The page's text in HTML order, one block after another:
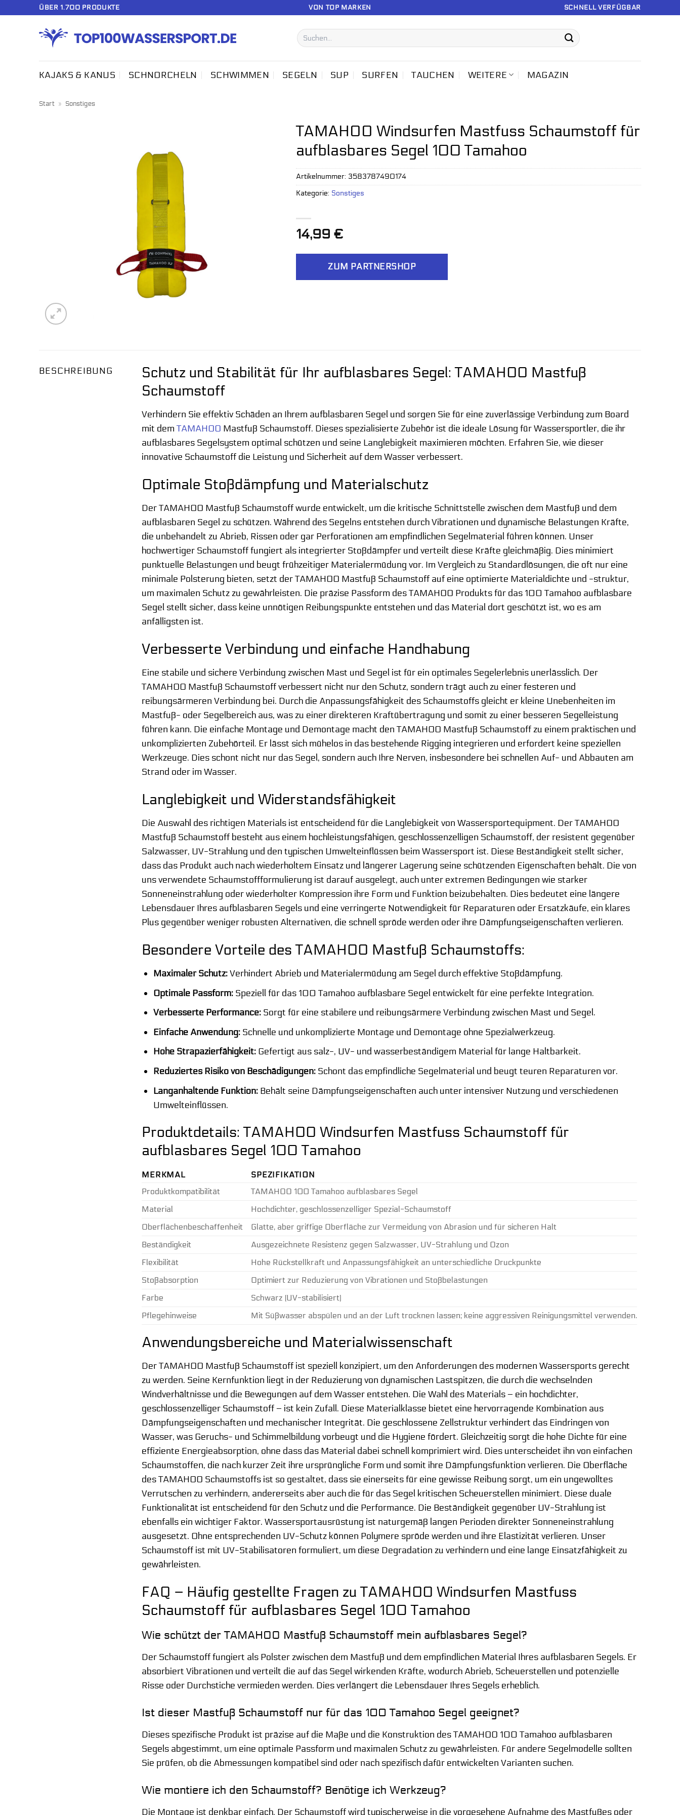
ÜBER 1.700 PRODUKTE VON TOP MARKEN SCHNELL VERFÜGBAR
Suchen
nach:
KAJAKS & KANUS SCHNORCHELN SCHWIMMEN SEGELN SUP SURFEN TAUCHEN WEITERE MAGAZIN
Start » Sonstiges
TAMAHOO Windsurfen Mastfuss Schaumstoff für
aufblasbares Segel 100 Tamahoo
14,99€
ZUM PARTNERSHOP
Artikelnummer: 3583787490174
Kategorie: Sonstiges
BESCHREIBUNG
Schutz und Stabilität für Ihr aufblasbares Segel: TAMAHOO Mastfuß
Schaumstoff
Verhindern Sie effektiv Schäden an Ihrem aufblasbaren Segel und sorgen Sie für eine zuverlässige Verbindung zum Board
mit demTAMAHOO Mastfuß Schaumstoff. Dieses spezialisierte Zubehör ist die ideale Lösung für Wassersportler, die ihr
aufblasbares Segelsystem optimal schützen und seine Langlebigkeit maximieren möchten. Erfahren Sie, wie dieser
innovative Schaumstoff die Leistung und Sicherheit auf dem Wasser verbessert.
Optimale Stoßdämpfung und Materialschutz
Der TAMAHOO Mastfuß Schaumstoff wurde entwickelt, um die kritische Schnittstelle zwischen dem Mastfuß und dem
aufblasbaren Segel zu schützen. Während des Segelns entstehen durch Vibrationen und dynamische Belastungen Kräfte,
die unbehandelt zu Abrieb, Rissen oder gar Perforationen am empfindlichen Segelmaterial führen können. Unser
hochwertiger Schaumstoff fungiert als integrierter Stoßdämpfer und verteilt diese Kräfte gleichmäßig. Dies minimiert
punktuelle Belastungen und beugt frühzeitiger Materialermüdung vor. Im Vergleich zu Standardlösungen, die oft nur eine
minimale Polsterung bieten, setzt der TAMAHOO Mastfuß Schaumstoff auf eine optimierte Materialdichte und -struktur,
um maximalen Schutz zu gewährleisten. Die präzise Passform des TAMAHOO Produkts für das 100 Tamahoo aufblasbare
Segel stellt sicher, dass keine unnötigen Reibungspunkte entstehen und das Material dort geschützt ist, wo es am
anfälligsten ist.
Verbesserte Verbindung und einfache Handhabung
Eine stabile und sichere Verbindung zwischen Mast und Segel ist für ein optimales Segelerlebnis unerlässlich. Der
TAMAHOO Mastfuß Schaumstoff verbessert nicht nur den Schutz, sondern trägt auch zu einer festeren und
reibungsärmeren Verbindung bei. Durch die Anpassungsfähigkeit des Schaumstoffs gleicht er kleine Unebenheiten im
Mastfuß- oder Segelbereich aus, was zu einer direkteren Kraftübertragung und somit zu einer besseren Segelleistung
führen kann. Die einfache Montage und Demontage macht den TAMAHOO Mastfuß Schaumstoff zu einem praktischen und
unkomplizierten Zubehörteil. Er lässt sich mühelos in das bestehende Rigging integrieren und erfordert keine speziellen
Werkzeuge. Dies schont nicht nur das Segel, sondern auch Ihre Nerven, insbesondere bei schnellen Auf- und Abbauten am
Strand oder im Wasser.
Langlebigkeit und Widerstandsfähigkeit
Die Auswahl des richtigen Materials ist entscheidend für die Langlebigkeit von Wassersportequipment. Der TAMAHOO
Mastfuß Schaumstoff besteht aus einem hochleistungsfähigen, geschlossenzelligen Schaumstoff, der resistent gegenüber
Salzwasser, UV-Strahlung und den typischen Umwelteinflüssen beim Wassersport ist. Diese Beständigkeit stellt sicher,
dass das Produkt auch nach wiederholtem Einsatz und längerer Lagerung seine schützenden Eigenschaften behält. Die von
uns verwendete Schaumstoffformulierung ist darauf ausgelegt, auch unter extremen Bedingungen wie starker
Sonneneinstrahlung oder wiederholter Kompression ihre Form und Funktion beizubehalten. Dies bedeutet eine längere
Lebensdauer Ihres aufblasbaren Segels und eine verringerte Notwendigkeit für Reparaturen oder Ersatzkäufe, ein klares
Plus gegenüber weniger robusten Alternativen, die schnell spröde werden oder ihre Dämpfungseigenschaften verlieren.
Besondere Vorteile des TAMAHOO Mastfuß Schaumstoffs:
Maximaler Schutz:Verhindert Abrieb und Materialermüdung am Segel durch effektive Stoßdämpfung.
Optimale Passform: Speziell für das 100 Tamahoo aufblasbare Segel entwickelt für eine perfekte Integration.
Verbesserte Performance: Sorgt für eine stabilere und reibungsärmere Verbindung zwischen Mast und Segel.
Einfache Anwendung: Schnelle und unkomplizierte Montage und Demontage ohne Spezialwerkzeug.
Hohe Strapazierfähigkeit: Gefertigt aus salz-, UV- und wasserbeständigem Material für lange Haltbarkeit.
Reduziertes Risiko von Beschädigungen: Schont das empfindliche Segelmaterial und beugt teuren Reparaturen vor.
Langanhaltende Funktion: Behält seine Dämpfungseigenschaften auch unter intensiver Nutzung und verschiedenen
Umwelteinflüssen.
Produktdetails: TAMAHOO Windsurfen Mastfuss Schaumstoff für
aufblasbares Segel 100 Tamahoo
MERKMAL
SPEZIFIKATION
Produktkompatibilität
TAMAHOO 100 Tamahoo aufblasbares Segel
Material
Hochdichter, geschlossenzelliger Spezial-Schaumstoff
Oberflächenbeschaffenheit
Glatte, aber griffige Oberfläche zur Vermeidung von Abrasion und für sicheren Halt
Beständigkeit
Ausgezeichnete Resistenz gegen Salzwasser, UV-Strahlung und Ozon
Flexibilität
Hohe Rückstellkraft und Anpassungsfähigkeit an unterschiedliche Druckpunkte
Stoßabsorption
Optimiert zur Reduzierung von Vibrationen und Stoßbelastungen
Farbe
Schwarz (UV-stabilisiert)
Pflegehinweise
Mit Süßwasser abspülen und an der Luft trocknen lassen; keine aggressiven Reinigungsmittel verwenden.
Anwendungsbereiche und Materialwissenschaft
Der TAMAHOO Mastfuß Schaumstoff ist speziell konzipiert, um den Anforderungen des modernen Wassersports gerecht
zu werden. Seine Kernfunktion liegt in der Reduzierung von dynamischen Lastspitzen, die durch die wechselnden
Windverhältnisse und die Bewegungen auf dem Wasser entstehen. Die Wahl des Materials – ein hochdichter,
geschlossenzelliger Schaumstoff – ist kein Zufall. Diese Materialklasse bietet eine hervorragende Kombination aus
Dämpfungseigenschaften und mechanischer Integrität. Die geschlossene Zellstruktur verhindert das Eindringen von
Wasser, was Geruchs- und Schimmelbildung vorbeugt und die Hygiene fördert. Gleichzeitig sorgt die hohe Dichte für eine
effiziente Energieabsorption, ohne dass das Material dabei schnell komprimiert wird. Dies unterscheidet ihn von einfachen
Schaumstoffen, die nach kurzer Zeit ihre ursprüngliche Form und somit ihre Dämpfungsfunktion verlieren. Die Oberfläche
des TAMAHOO Schaumstoffs ist so gestaltet, dass sie einerseits für eine gewisse Reibung sorgt, um ein ungewolltes
Verrutschen zu verhindern, andererseits aber auch die für das Segel kritischen Scheuerstellen minimiert. Diese duale
Funktionalität ist entscheidend für den Schutz und die Performance. Die Beständigkeit gegenüber UV-Strahlung ist
ebenfalls ein wichtiger Faktor. Wassersportausrüstung ist naturgemäß langen Perioden direkter Sonneneinstrahlung
ausgesetzt. Ohne entsprechenden UV-Schutz können Polymere spröde werden und ihre Elastizität verlieren. Unser
Schaumstoff ist mit UV-Stabilisatoren formuliert, um diese Degradation zu verhindern und eine lange Einsatzfähigkeit zu
gewährleisten.
FAQ – Häufig gestellte Fragen zu TAMAHOO Windsurfen Mastfuss
Schaumstoff für aufblasbares Segel 100 Tamahoo
Wie schützt der TAMAHOO Mastfuß Schaumstoff mein aufblasbares Segel?
Der Schaumstoff fungiert als Polster zwischen dem Mastfuß und dem empfindlichen Material Ihres aufblasbaren Segels. Er
absorbiert Vibrationen und verteilt die auf das Segel wirkenden Kräfte, wodurch Abrieb, Scheuerstellen und potenzielle
Risse oder Durchstiche vermieden werden. Dies verlängert die Lebensdauer Ihres Segels erheblich.
Ist dieser Mastfuß Schaumstoff nur für das 100 Tamahoo Segel geeignet?
Dieses spezifische Produkt ist präzise auf die Maße und die Konstruktion des TAMAHOO 100 Tamahoo aufblasbaren
Segels abgestimmt, um eine optimale Passform und maximalen Schutz zu gewährleisten. Für andere Segelmodelle sollten
Sie prüfen, ob die Abmessungen kompatibel sind oder nach spezifisch dafür entwickelten Varianten suchen.
Wie montiere ich den Schaumstoff? Benötige ich Werkzeug?
Die Montage ist denkbar einfach. Der Schaumstoff wird typischerweise in die vorgesehene Aufnahme des Mastfußes oder